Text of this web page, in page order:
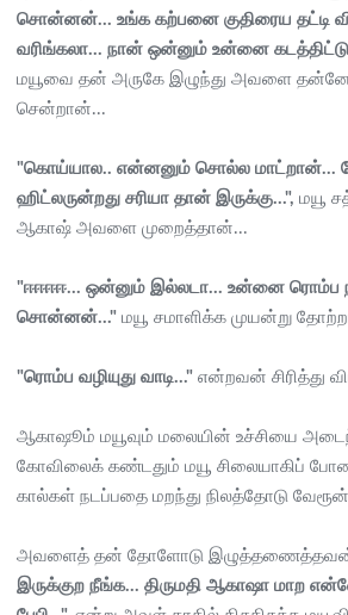
சொன்னன்... உங்க கற்பனை குதிரைய தட்டி
வரிங்கலா... நான் ஒன்னும் உன்னை
மயூவை தன் அருகே இழுந்து அவளை
சென்றான்...
"கொய்யால.. என்னனும் சொல்ல மாட்றான்...
ஹிட்லருன்றது சரியா தான் இருக்கு...", மயூ
ஆகாஷ் அவளை முறைத்தான்...
"ஈஈஈஈ... ஒன்னும் இல்லடா... உன்னை
சொன்னன்..." மயூ சமாளிக்க முயன்று
"ரொம்ப வழியுது வாடி..." என்றவன் சிரித்து
ஆகாஷூம் மயூவும் மலையின் உச்சியை
கோவிலைக் கண்டதும் மயூ சிலையாகிப்
கால்கள் நடப்பதை மறந்து நிலத்தோடு
அவளைத் தன் தோளோடு
இருக்குற நீங்க... திருமதி ஆகாஷா மாற